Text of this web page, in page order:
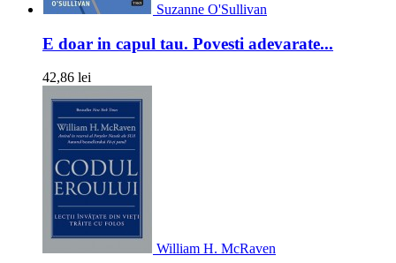
Suzanne O'Sullivan
E doar in capul tau. Povesti adevarate...
42,86 lei
William H. McRaven